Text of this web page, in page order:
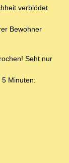
verblödet
Bewohner
Seht nur
Minuten: